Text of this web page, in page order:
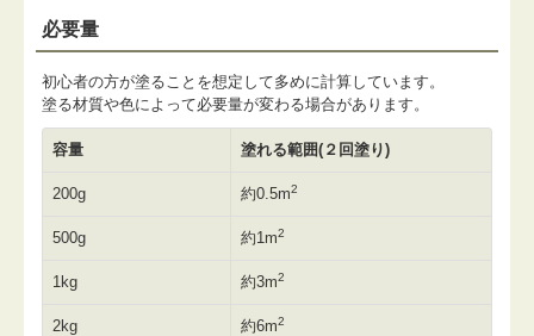
必要量
初心者の方が塗ることを想定して多めに計算しています。
塗る材質や色によって必要量が変わる場合があります。
容量 塗れる範囲(２回塗り)
200g 約0.5m2
500g 約1m2
1kg 約3m2
2kg 約6m2